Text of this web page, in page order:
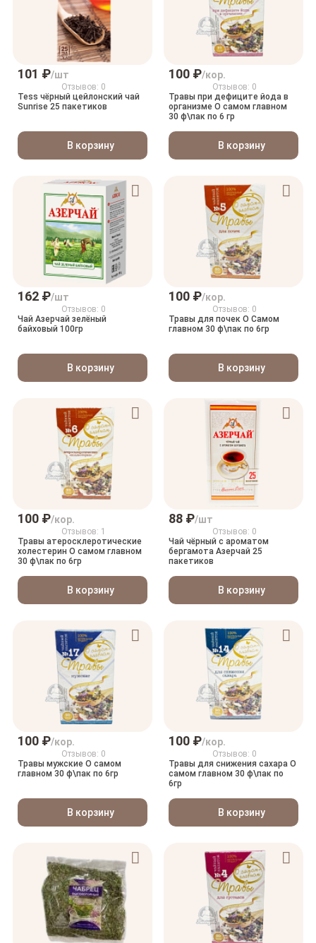
101 ₽/шт
Отзывов: 0
Tess чёрный цейлонский чай
Sunrise 25 пакетиков
В корзину
100 ₽/кор.
Отзывов: 0
Травы при дефиците йода в
организме О самом главном
30 ф\пак по 6 гр
В корзину
162 ₽/шт
Отзывов: 0
Чай Азерчай зелёный
байховый 100гр
В корзину
100 ₽/кор.
Отзывов: 0
Травы для почек О Самом
главном 30 ф\пак по 6гр
В корзину
100 ₽/кор.
Отзывов: 1
Травы атеросклеротические
холестерин О самом главном
30 ф\пак по 6гр
В корзину
88 ₽/шт
Отзывов: 0
Чай чёрный с ароматом
бергамота Азерчай 25
пакетиков
В корзину
100 ₽/кор.
Отзывов: 0
Травы мужские О самом
главном 30 ф\пак по 6гр
В корзину
100 ₽/кор.
Отзывов: 0
Травы для снижения сахара О
самом главном 30 ф\пак по
6гр
В корзину